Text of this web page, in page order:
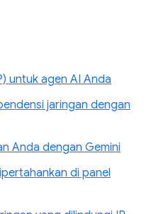
untuk agen AI Anda
jaringan dengan
Anda dengan Gemini
di panel